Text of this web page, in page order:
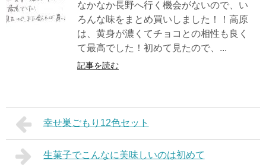
なかなか長野へ行く機会がないので、い
ろんな味をまとめ買いしました！！高原
は、黄身が濃くてチョコとの相性も良く
て最高でした！初めて見たので、...
記事を読む
幸せ巣ごもり12色セット
生菓子でこんなに美味しいのは初めて